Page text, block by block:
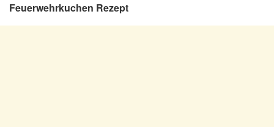
Feuerwehrkuchen Rezept